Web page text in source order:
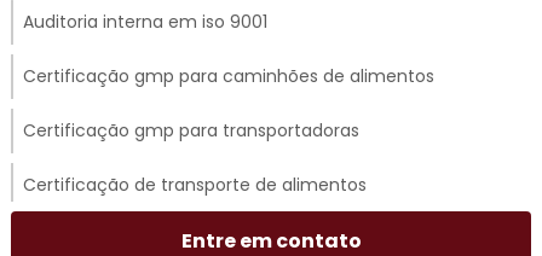
Auditoria interna em iso 9001
Certificação gmp para caminhões de alimentos
Certificação gmp para transportadoras
Certificação de transporte de alimentos
Certificado gmp para transporte rodoviário
Entre em contato